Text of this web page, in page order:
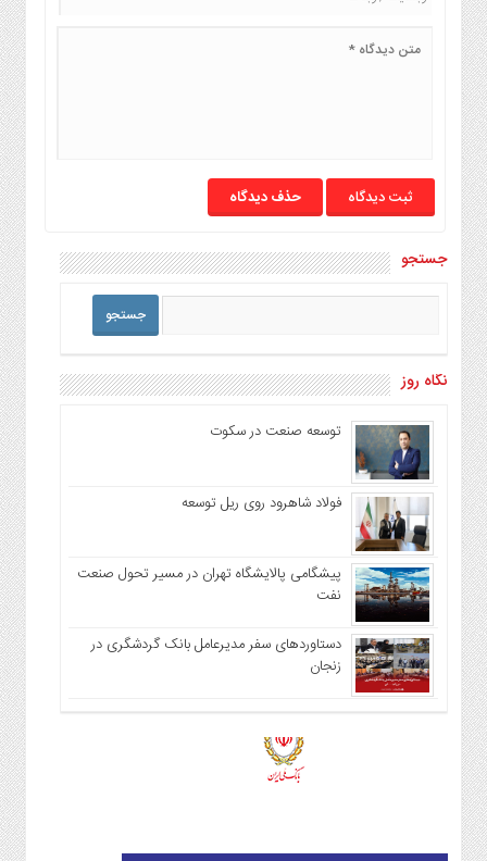
حذف دیدگاه
جستجو
نگاه روز
توسعه صنعت در سکوت
فولاد شاهرود روی ریل توسعه
پیشگامی پالایشگاه تهران در مسیر تحول صنعت
نفت
دستاوردهای سفر مدیرعامل بانک گردشگری در
زنجان